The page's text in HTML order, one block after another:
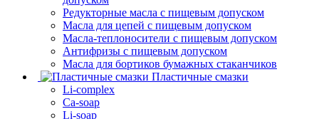
Редукторные масла с пищевым допуском
Масла для цепей с пищевым допуском
Масла-теплоносители с пищевым допуском
Антифризы с пищевым допуском
Масла для бортиков бумажных стаканчиков
Пластичные смазки
Li-complex
Ca-soap
Li-soap